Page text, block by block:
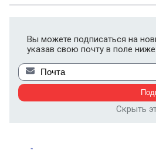
Вы можете подписаться на
указав свою почту в поле ниже:
Скрыть